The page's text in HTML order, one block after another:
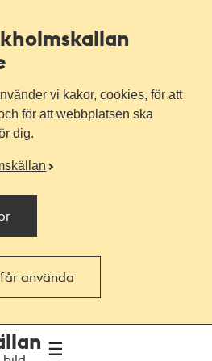
vi kakor, cookies, för att
för att webbplatsen ska
dig.
använda